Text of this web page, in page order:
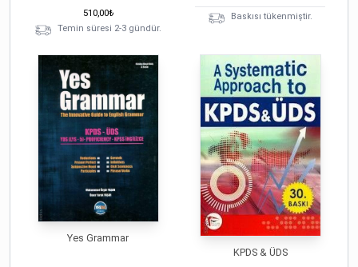
510,00₺
Temin süresi 2-3 gündür.
Baskısı tükenmiştir.
Yes Grammar
KPDS & ÜDS